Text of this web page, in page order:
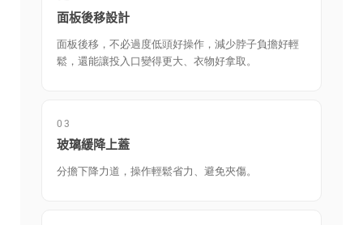
面板後移設計
面板後移，不必過度低頭好操作，減少脖子負擔好輕
鬆，還能讓投入口變得更大、衣物好拿取。
03
玻璃緩降上蓋
分擔下降力道，操作輕鬆省力、避免夾傷。